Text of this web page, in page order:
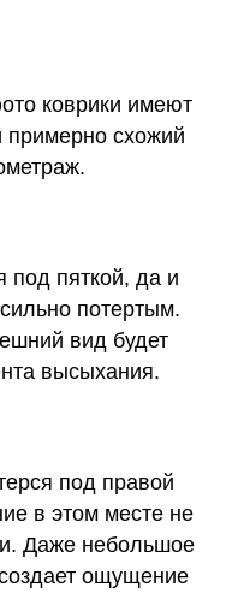
коврики имеют
схожий
под пяткой, да и
потертым.
вид будет
высыхания.
под правой
в этом месте не
Даже небольшое
ощущение